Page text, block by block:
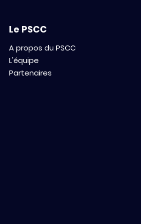
Le PSCC
A propos du PSCC
L'équipe
Partenaires